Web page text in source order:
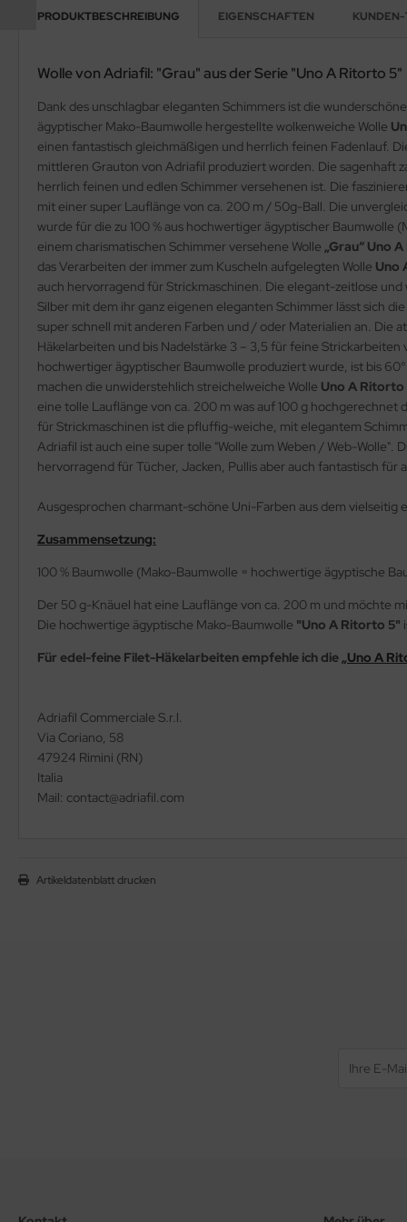
PRODUKTBESCHREIBUNG EIGENSCHAFTEN
Wolle von Adriafil: "Grau" aus der Serie "Uno A Ritorto 5"
Dank des unschlagbar eleganten Schimmers ist die
ägyptischer Mako-Baumwolle hergestellte wolkenweiche Wolle
einen fantastisch gleichmäßigen und herrlich feinen Fadenlauf.
mittleren Grauton von Adriafil produziert worden. Die sagenhaft
herrlich feinen und edlen Schimmer versehenen ist. Die
mit einer super Lauflänge von ca. 200 m / 50g-Ball. Die
wurde für die zu 100 % aus hochwertiger ägyptischer Baumwolle
einem charismatischen Schimmer versehene Wolle „Grau“ Uno
das Verarbeiten der immer zum Kuscheln aufgelegten Wolle Uno
auch hervorragend für Strickmaschinen. Die elegant-zeitlose und
Silber mit dem ihr ganz eigenen eleganten Schimmer lässt sich
super schnell mit anderen Farben und / oder Materialien an. Die
Häkelarbeiten und bis Nadelstärke 3 – 3,5 für feine
hochwertiger ägyptischer Baumwolle produziert wurde, ist bis
machen die unwiderstehlich streichelweiche Wolle Uno A Ritorto
eine tolle Lauflänge von ca. 200 m was auf 100 g
für Strickmaschinen ist die pfluffig-weiche, mit elegantem
Adriafil ist auch eine super tolle "Wolle zum Weben / Web-
hervorragend für Tücher, Jacken, Pullis aber auch fantastisch für
Ausgesprochen charmant-schöne Uni-Farben aus dem vielseitig
Zusammensetzung:
100 % Baumwolle (Mako-Baumwolle = hochwertige ägyptische
Der 50 g-Knäuel hat eine Lauflänge von ca. 200 m und möchte
Die hochwertige ägyptische Mako-Baumwolle "Uno A Ritorto 5"
Für edel-feine Filet-Häkelarbeiten empfehle ich die „Uno A
Adriafil Commerciale S.r.l.
Via Coriano, 58
47924 Rimini (RN)
Italia
Mail: contact@adriafil.com
Artikeldatenblatt drucken